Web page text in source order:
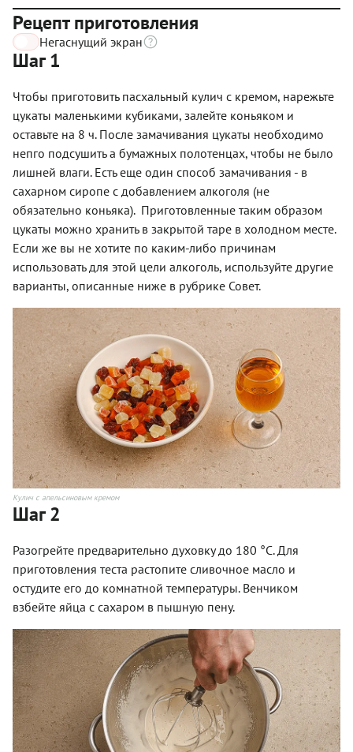
Рецепт приготовления
Негаснущий экран
Шаг 1
Чтобы приготовить пасхальный кулич с кремом, нарежьте
цукаты маленькими кубиками, залейте коньяком и
оставьте на 8 ч. После замачивания цукаты необходимо
непго подсушить а бумажных полотенцах, чтобы не было
лишней влаги. Есть еще один способ замачивания - в
сахарном сиропе с добавлением алкоголя (не
обязательно коньяка). Приготовленные таким образом
цукаты можно хранить в закрытой таре в холодном месте.
Если же вы не хотите по каким-либо причинам
использовать для этой цели алкоголь, используйте другие
варианты, описанные ниже в рубрике Совет.
Кулич с апельсиновым кремом
Шаг 2
Разогрейте предварительно духовку до 180 °С. Для
приготовления теста растопите сливочное масло и
остудите его до комнатной температуры. Венчиком
взбейте яйца с сахаром в пышную пену.